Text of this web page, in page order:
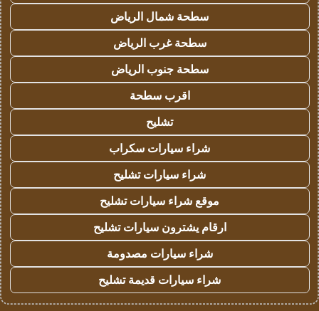
سطحة شمال الرياض
سطحة غرب الرياض
سطحة جنوب الرياض
اقرب سطحة
تشليح
شراء سيارات سكراب
شراء سيارات تشليح
موقع شراء سيارات تشليح
ارقام يشترون سيارات تشليح
شراء سيارات مصدومة
شراء سيارات قديمة تشليح